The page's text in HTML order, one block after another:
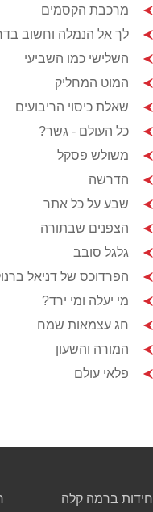
מרכבת הקסמים
לך אל הנמלה וחשוב
השלישי כמו השביעי
המוט המחליק
שאלת כיסוי הריבועים
כל העולם - גשר?
משולש פסקל
הדרשה
שבע על כל אתר
הצפנים שבתורה
גלגל סובב
הפרדוכס של דניאל
מי יעלה ומי ירד?
חג עצמאות שמח
המורה והשעון
פלאי עולם
חידות ברמה קלה